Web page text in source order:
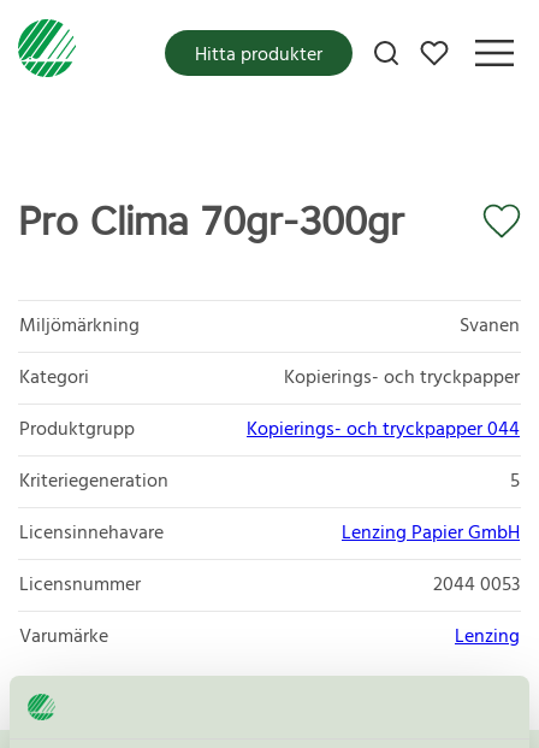
Mina favoriter
Hitta produkter
Pro Clima 70gr-300gr
Miljömärkning
Svanen
Kategori
Kopierings- och tryckpapper
Produktgrupp
Kopierings- och tryckpapper 044
Kriteriegeneration
5
Licensinnehavare
Lenzing Papier GmbH
Licensnummer
2044 0053
Varumärke
Lenzing